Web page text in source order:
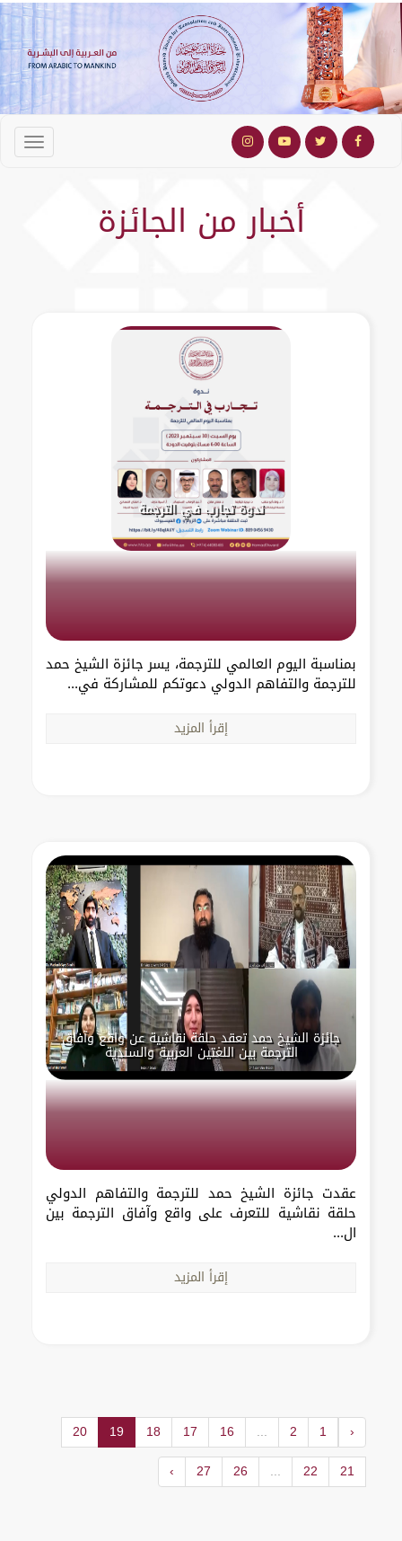
أخبار من الجائزة
ندوة تجارب في الترجمة
بمناسبة اليوم العالمي للترجمة، يسر جائزة الشيخ حمد
للترجمة والتفاهم الدولي دعوتكم للمشاركة في...
إقرأ المزيد
جائزة الشيخ حمد تعقد حلقة نقاشية عن واقع وآفاق
الترجمة بين اللغتين العربية والسندية
عقدت جائزة الشيخ حمد للترجمة والتفاهم الدولي
حلقة نقاشية للتعرف على واقع وآفاق الترجمة بين
ال...
إقرأ المزيد
‹
1
2
...
16
17
18
19
20
21
22
...
26
27
›